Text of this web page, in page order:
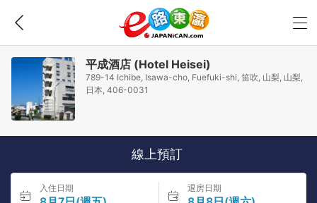
平成酒店 (Hotel Heisei)
789-14 Ichibe, Isawa-cho, Fuefuki-shi, 笛吹, 山梨, 山梨,
日本, 406-0031
線上預訂
入住日期 退房日期